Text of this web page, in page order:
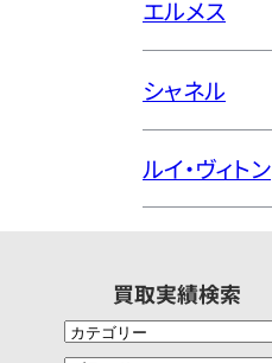
エルメス
シャネル
ルイ・ヴィトン
買取実績検索